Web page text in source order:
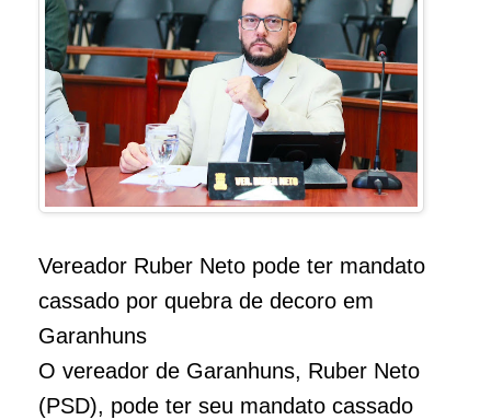
Vereador Ruber Neto pode ter mandato
cassado por quebra de decoro em
Garanhuns
O vereador de Garanhuns, Ruber Neto
(PSD), pode ter seu mandato cassado